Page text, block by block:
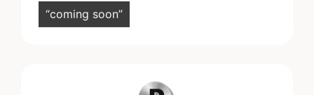
“coming soon”